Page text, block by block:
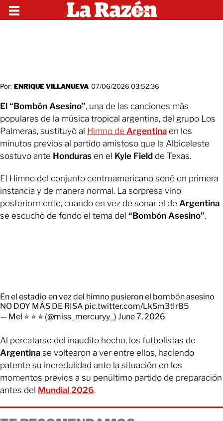
Por: ENRIQUE VILLANUEVA 07/06/2026 03:52:36
El “Bombón Asesino”, una de las canciones más
populares de la música tropical argentina, del grupo Los
Palmeras, sustituyó al Himno de Argentina en los
minutos previos al partido amistoso que la Albiceleste
sostuvo ante Honduras en el Kyle Field de Texas.
El Himno del conjunto centroamericano sonó en primera
instancia y de manera normal. La sorpresa vino
posteriormente, cuando en vez de sonar el de Argentina
se escuchó de fondo el tema del “Bombón Asesino”.
En el estadio en vez del himno pusieron el bombón asesino
NO DOY MÁS DE RISA pic.twitter.com/LkSm3tIr85
— Mel ⭐ ⭐ ⭐ (@miss_mercuryy_) June 7, 2026
Al percatarse del inaudito hecho, los futbolistas de
Argentina se voltearon a ver entre ellos, haciendo
patente su incredulidad ante la situación en los
momentos previos a su penúltimo partido de preparación
antes del Mundial 2026.